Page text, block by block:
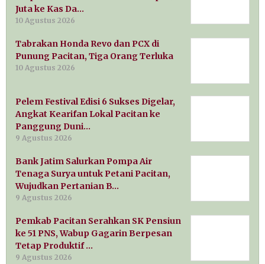
Juta ke Kas Da…
10 Agustus 2026
Tabrakan Honda Revo dan PCX di
Punung Pacitan, Tiga Orang Terluka
10 Agustus 2026
Pelem Festival Edisi 6 Sukses Digelar,
Angkat Kearifan Lokal Pacitan ke
Panggung Duni…
9 Agustus 2026
Bank Jatim Salurkan Pompa Air
Tenaga Surya untuk Petani Pacitan,
Wujudkan Pertanian B…
9 Agustus 2026
Pemkab Pacitan Serahkan SK Pensiun
ke 51 PNS, Wabup Gagarin Berpesan
Tetap Produktif …
9 Agustus 2026